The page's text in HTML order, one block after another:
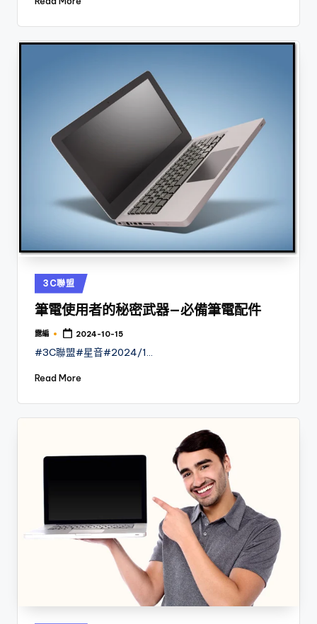
Posted
in
3C聯盟
筆電使用者的秘密武器—必備筆電配件
Posted
露編 2024-10-15
#3C聯盟#星音#2024/1…
Read More